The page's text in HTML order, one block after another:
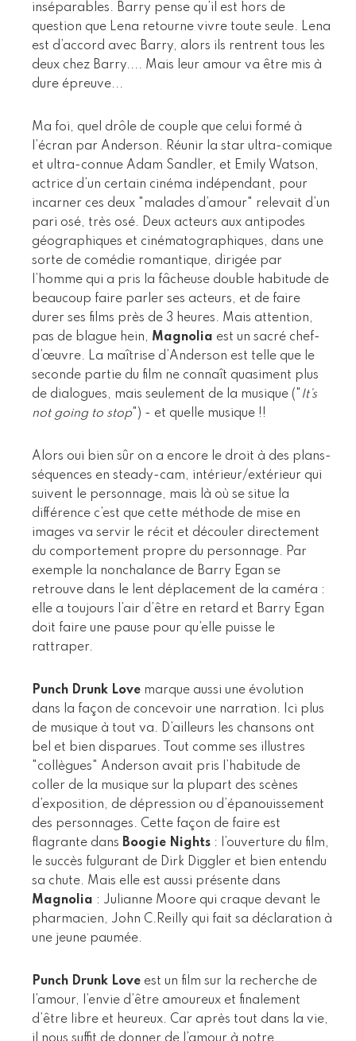
inséparables. Barry pense qu’il est hors de
question que Lena retourne vivre toute seule. Lena
est d’accord avec Barry, alors ils rentrent tous les
deux chez Barry.... Mais leur amour va être mis à
dure épreuve...
Ma foi, quel drôle de couple que celui formé à
l’écran par Anderson. Réunir la star ultra-comique
et ultra-connue Adam Sandler, et Emily Watson,
actrice d’un certain cinéma indépendant, pour
incarner ces deux "malades d’amour" relevait d’un
pari osé, très osé. Deux acteurs aux antipodes
géographiques et cinématographiques, dans une
sorte de comédie romantique, dirigée par
l’homme qui a pris la fâcheuse double habitude de
beaucoup faire parler ses acteurs, et de faire
durer ses films près de 3 heures. Mais attention,
pas de blague hein, Magnolia est un sacré chef-
d’œuvre. La maîtrise d’Anderson est telle que le
seconde partie du film ne connaît quasiment plus
de dialogues, mais seulement de la musique ("
It’s
not going to stop ") - et quelle musique !!
Alors oui bien sûr on a encore le droit à des plans-
séquences en steady-cam, intérieur/extérieur qui
suivent le personnage, mais là où se situe la
différence c’est que cette méthode de mise en
images va servir le récit et découler directement
du comportement propre du personnage. Par
exemple la nonchalance de Barry Egan se
retrouve dans le lent déplacement de la caméra :
elle a toujours l’air d’être en retard et Barry Egan
doit faire une pause pour qu’elle puisse le
rattraper.
Punch Drunk Love marque aussi une évolution
dans la façon de concevoir une narration. Ici plus
de musique à tout va. D’ailleurs les chansons ont
bel et bien disparues. Tout comme ses illustres
"collègues" Anderson avait pris l’habitude de
coller de la musique sur la plupart des scènes
d’exposition, de dépression ou d’épanouissement
des personnages. Cette façon de faire est
flagrante dans Boogie Nights : l’ouverture du film,
le succès fulgurant de Dirk Diggler et bien entendu
sa chute. Mais elle est aussi présente dans
Magnolia : Julianne Moore qui craque devant le
pharmacien, John C.Reilly qui fait sa déclaration à
une jeune paumée.
Punch Drunk Love est un film sur la recherche de
l’amour, l’envie d’être amoureux et finalement
d’être libre et heureux. Car après tout dans la vie,